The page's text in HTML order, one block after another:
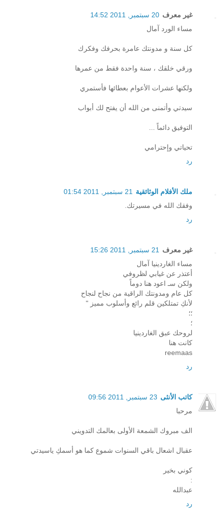
غير معرف 20 سبتمبر, 2011 14:52
مساء الورد آمال
كل سنة و مدونتك عامرة بحرفك وفكرك
ورقي خلقك ، سنة واحدة فقط من عمرها
ولكنها عشرات الأعوام بعطائها فأستمري
سيدتي وأتمنى من الله أن يفتح لك أبواب
التوفيق دائماً ...
تحياتي وإحترامي
رد
ملك الأفلام الوثائقية
21 سبتمبر, 2011 01:54
وفقك الله في مسيرتك.
رد
غير معرف
21 سبتمبر, 2011 15:26
مساء الغاردينيا آمال
أعتذر عن غيابي لظروفي
ولكن سـ اعود هنا دوماً
كل عام ومدونتك الراقية من نجاح لنجاح
لأنكِ تمتلكين قلم رائع وأسلوب مميز "
؛؛
؛
لروحك عبق الغاردينيا
كانت هنا
reemaas
رد
كاتب الأنثى 23 سبتمبر, 2011 09:56
مرحبا
الف مبروك الشمعة الأولى بعالمك التدويني
عقبال اشعال باقي السنوات شموع كما هو أسمكِ ياسيدتي
كوني بخير
:
عبدالله
رد